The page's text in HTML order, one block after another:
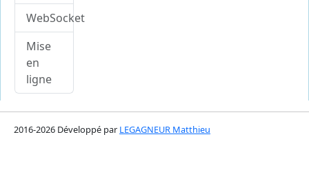
WebSocket
Mise
en
ligne
2016-2026 Développé par LEGAGNEUR Matthieu